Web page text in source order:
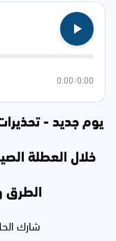
0:00
/
0:00
يوم جديد -
خلال العطلة
الطرق
شارك